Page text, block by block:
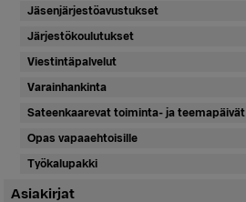
Jäsenjärjestöavustukset
Järjestökoulutukset
Viestintäpalvelut
Varainhankinta
Sateenkaarevat toiminta- ja teemapäivät
Opas vapaaehtoisille
Työkalupakki
Asiakirjat